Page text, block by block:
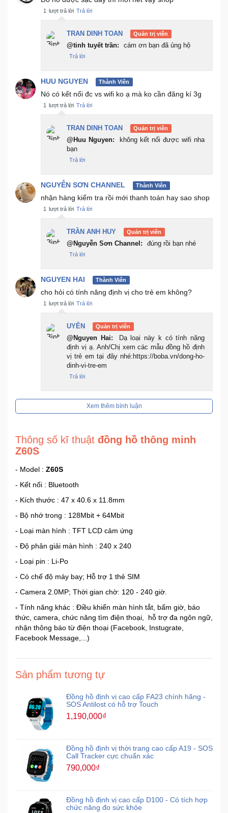
1 lượt trả lời Trả lời
TRAN DINH TOAN Quản trị viên
@tinh tuyết trần: cám ơn bạn đã ủng hộ
Trả lời
HUU NGUYEN Thành Viên
Nó có kết nối đc vs wifi ko ạ mà ko cần đăng kí 3g
1 lượt trả lời Trả lời
TRAN DINH TOAN Quản trị viên
@Huu Nguyen:
không kết nối được wifi nha
bạn
Trả lời
NGUYỄN SƠN CHANNEL Thành Viên
nhận hàng kiểm tra rồi mới thanh toán hay sao shop
1 lượt trả lời Trả lời
TRẦN ANH HUY Quản trị viên
@Nguyễn Sơn Channel: đúng rồi bạn nhé
Trả lời
NGUYEN HAI Thành Viên
cho hỏi có tính năng định vị cho trẻ em không?
1 lượt trả lời Trả lời
UYÊN Quản trị viên
@Nguyen Hai:
Dạ loại này k có tính năng
định vị ạ. Anh/Chị xem các mẫu đồng hồ định
vị trẻ em tại đây nhé:https://boba.vn/dong-ho-
dinh-vi-tre-em
Trả lời
Xem thêm bình luận
Thông số kĩ thuật đồng hồ thông minh
Z60S
- Model : Z60S
- Kết nối : Bluetooth
- Kích thước : 47 x 40.6 x 11.8mm
- Bộ nhớ trong : 128Mbit + 64Mbit
- Loại màn hình : TFT LCD cảm ứng
- Độ phân giải màn hình : 240 x 240
- Loại pin : Li-Po
- Có chế độ máy bay; Hỗ trợ 1 thẻ SIM
- Camera 2.0MP; Thời gian chờ: 120 - 240 giờ.
- Tính năng khác : Điều khiển màn hình tắt, bấm giờ, báo
thức, camera, chức năng tìm điện thoại, hỗ trợ đa ngôn ngữ,
nhận thông báo từ điện thoại (Facebook, Instugrate,
Facebook Message,...)
Sản phẩm tương tự
Đồng hồ định vị cao cấp FA23 chính hãng -
SOS Antilost có hỗ trợ Touch
1,190,000₫
Đồng hồ định vị thời trang cao cấp A19 - SOS
Call Tracker cực chuẩn xác
790,000₫
Đồng hồ định vị cao cấp D100 - Có tích hợp
chức năng đo sức khỏe